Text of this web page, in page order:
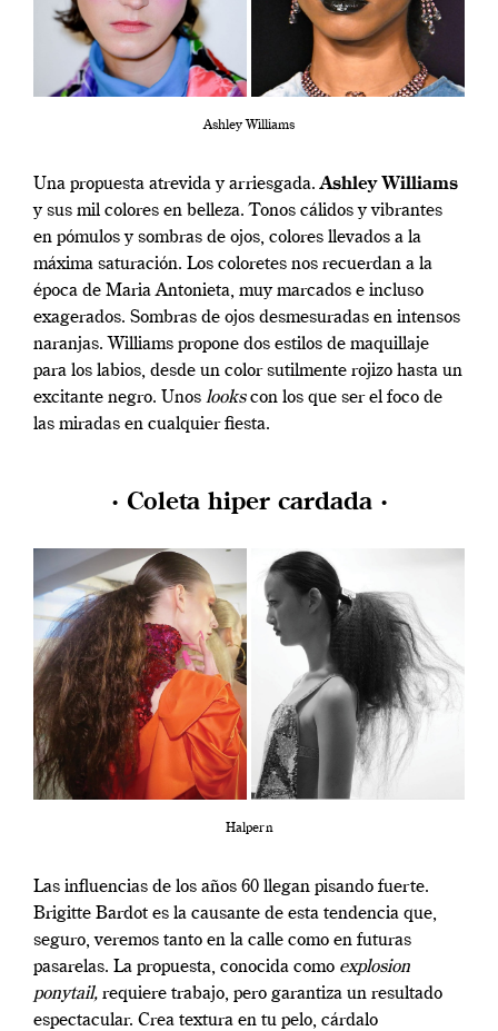
Ashley Williams
Una propuesta atrevida y arriesgada.Ashley Williams
y sus mil colores en belleza. Tonos cálidos y vibrantes
en pómulos y sombras de ojos, colores llevados a la
máxima saturación. Los coloretes nos recuerdan a la
época de Maria Antonieta, muy marcados e incluso
exagerados. Sombras de ojos desmesuradas en intensos
naranjas. Williams propone dos estilos de maquillaje
para los labios, desde un color sutilmente rojizo hasta un
excitante negro. Unos lookscon los que ser el foco de
las miradas en cualquier fiesta.
· Coleta hiper cardada ·
Halpern
Las influencias de los años 60 llegan pisando fuerte.
Brigitte Bardot es la causante de esta tendencia que,
seguro, veremos tanto en la calle como en futuras
pasarelas. La propuesta, conocida como explosion
ponytail, requiere trabajo, pero garantiza un resultado
espectacular. Crea textura en tu pelo, cárdalo